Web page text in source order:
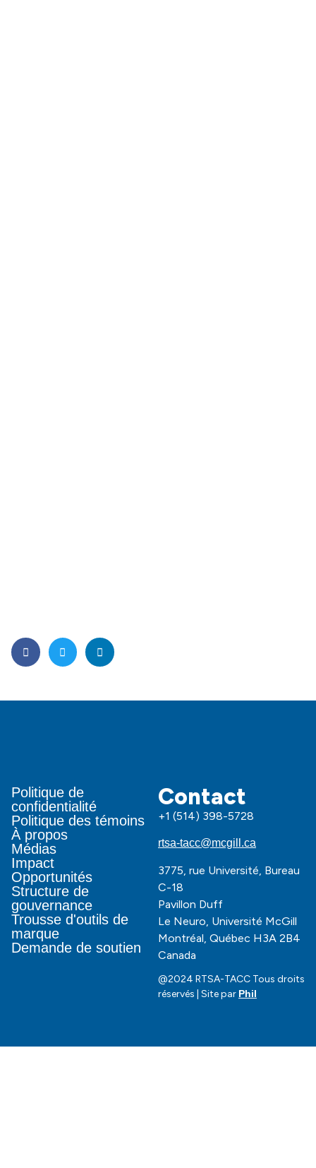
Politique de
confidentialité
Politique des témoins
À propos
Médias
Impact
Opportunités
Structure de
gouvernance
Trousse d'outils de
marque
Demande de soutien
Contact
+1 (514) 398-5728
rtsa-tacc@mcgill.ca
3775, rue Université, Bureau
C-18
Pavillon Duff
Le Neuro, Université McGill
Montréal, Québec H3A 2B4
Canada
@2024 RTSA-TACC Tous droits
réservés | Site par Phil